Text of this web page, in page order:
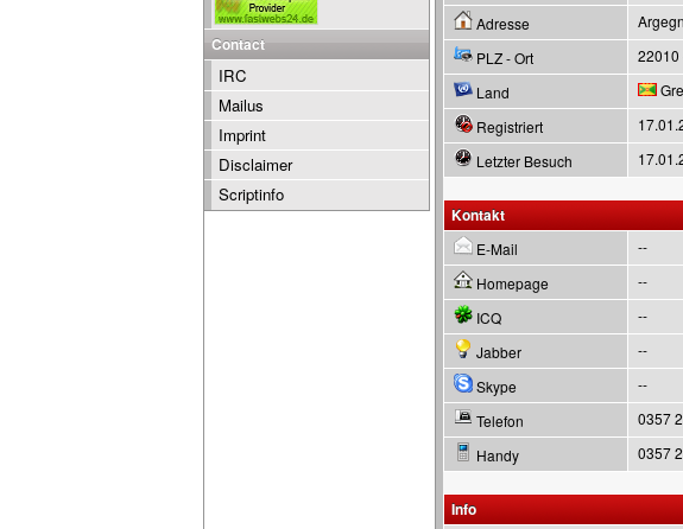
Adresse
PLZ - Ort
22010
Land
Registriert
Letzter Besuch
Kontakt
E-Mail
--
Homepage
--
ICQ
--
Jabber
--
Skype
--
Telefon
0357
Handy
0357
Info
Contact
IRC
Mailus
Imprint
Disclaimer
Scriptinfo